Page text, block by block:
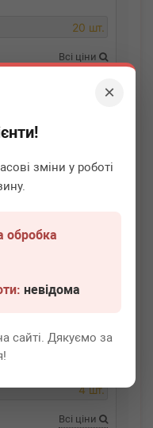
×
зміни у роботі
обробка
невідома
сайті. Дякуємо за
20 шт.
Всі ціни
Kadett/Frontera
4 шт.
Всі ціни